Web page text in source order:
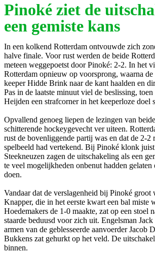
Pinoké ziet de
een gemiste kans
In een kolkend Rotterdam ontvouwde zich
halve finale. Voor rust werden de beide
meteen weggepoetst door Pinoké: 2-2. In het
Rotterdam opnieuw op voorsprong, waarna de
keeper Hidde Brink naar de kant haalden en
Pas in de laatste minuut viel de beslissing,
Heijden een strafcorner in het keeperloze doel
Opvallend genoeg liepen de lezingen van
schitterende hockeygevecht ver uiteen.
rust de bovenliggende partij was en dat de 2-2
spelbeeld had vertekend. Bij Pinoké klonk
Steekneuzen zagen de uitschakeling als een
te veel mogelijkheden onbenut hadden
doen.
Vandaar dat de verslagenheid bij Pinoké groot
Knapper, die in het eerste kwart een bal miste
Hoedemakers de 1-0 maakte, zat op een stoel
staarde beduusd voor zich uit. Engelsman
armen van de geblesseerde aanvoerder Jacob
Bukkens zat gehurkt op het veld. De
binnen.